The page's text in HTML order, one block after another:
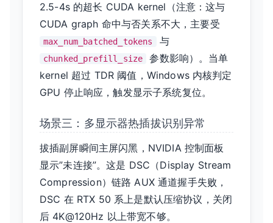
2.5-4s 的超长 CUDA kernel（注意：这与
CUDA graph 命中与否关系不大，主要受
max_num_batched_tokens 与
chunked_prefill_size
参数影响）。当单
kernel 超过 TDR 阈值，Windows 内核判定
GPU 停止响应，触发显示子系统复位。
场景三：多显示器热插拔识别异常
拔插副屏瞬间主屏闪黑，NVIDIA 控制面板
显示”未连接”。这是 DSC（Display Stream
Compression）链路 AUX 通道握手失败，
DSC 在 RTX 50 系上是默认压缩协议，关闭
后 4K@120Hz 以上带宽不够。